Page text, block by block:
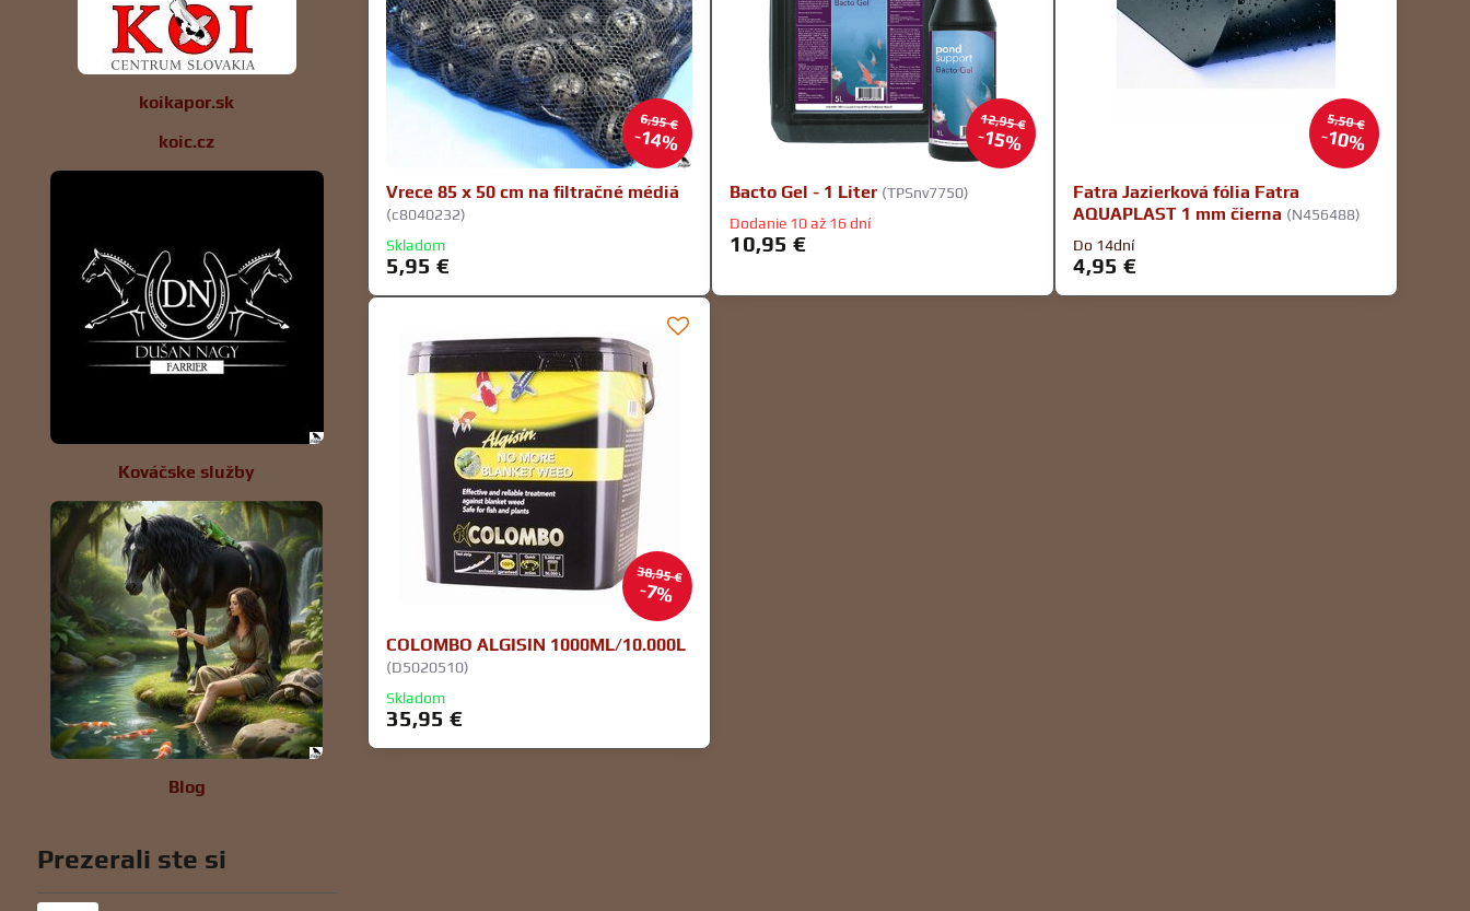
6,95 €
14%
Vrece 85 x 50 cm na filtračné médiá
(c8040232)
Skladom
5,95 €
12,95 €
15%
Bacto Gel - 1 Liter (TPSnv7750)
Dodanie 10 až 16 dní
10,95 €
5,50 €
10%
Fatra Jazierková fólia Fatra
AQUAPLAST 1 mm čierna (N456488)
Do 14dní
4,95 €
38,95 €
7%
COLOMBO ALGISIN 1000ML/10.000L
(D5020510)
Skladom
35,95 €
koikapor.sk
koic.cz
Kováčske služby
Blog
Prezerali ste si